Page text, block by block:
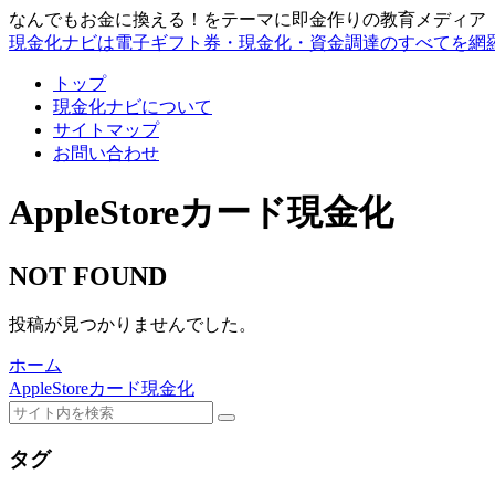
なんでもお金に換える！をテーマに即金作りの教育メディア
現金化ナビは電子ギフト券・現金化・資金調達のすべてを網
トップ
現金化ナビについて
サイトマップ
お問い合わせ
AppleStoreカード現金化
NOT FOUND
投稿が見つかりませんでした。
ホーム
AppleStoreカード現金化
タグ